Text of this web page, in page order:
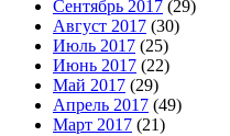
Сентябрь 2017 (29)
Август 2017 (30)
Июль 2017 (25)
Июнь 2017 (22)
Май 2017 (29)
Апрель 2017 (49)
Март 2017 (21)